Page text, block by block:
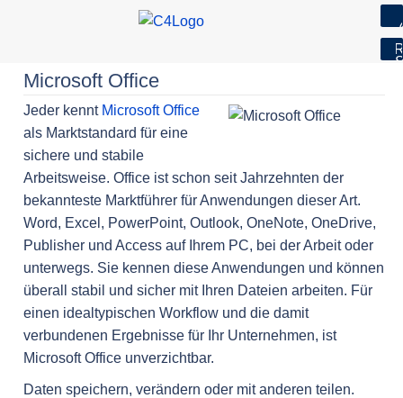
Skip
content
Microsoft Office
Jeder kennt Microsoft Office
als Marktstandard für eine
sichere und stabile
Arbeitsweise. Office ist schon seit Jahrzehnten der
bekannteste Marktführer für Anwendungen dieser Art.
Word, Excel, PowerPoint, Outlook, OneNote, OneDrive,
Publisher und Access auf Ihrem PC, bei der Arbeit oder
unterwegs. Sie kennen diese Anwendungen und können
überall stabil und sicher mit Ihren Dateien arbeiten. Für
einen idealtypischen Workflow und die damit
verbundenen Ergebnisse für Ihr Unternehmen, ist
Microsoft Office unverzichtbar.
Daten speichern, verändern oder mit anderen teilen.